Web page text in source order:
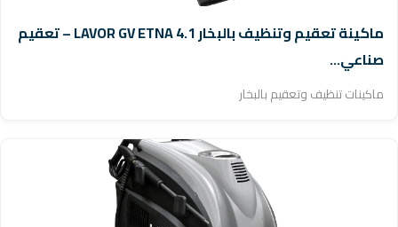
ماكينة تعقيم وتنظيف بالبخار LAVOR GV ETNA 4.1 – تعقيم
صناعي...
ماكينات تنظيف وتعقيم بالبخار